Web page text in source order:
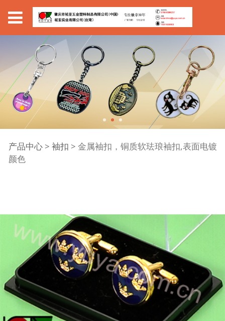
金属袖扣，铜质软珐琅
产品中心> 袖扣 > 金属袖扣，铜质软珐琅袖扣,表面电镀
颜色